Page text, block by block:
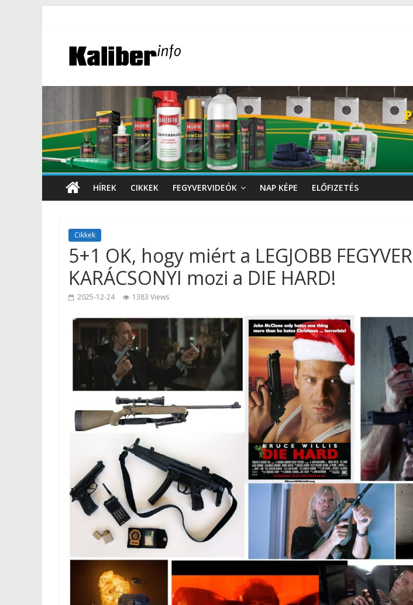
HÍREK CIKKEK FEGYVERVIDEÓK NAP KÉPE ELŐFIZETÉS
Cikkek
5+1 OK, hogy miért a LEGJOBB
KARÁCSONYI mozi a DIE HARD!
2025-12-24 1383 Views